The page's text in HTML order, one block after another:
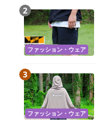
ファッション・ウェア
ファッション・ウェア